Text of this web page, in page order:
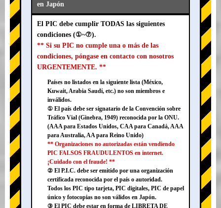
en Japón
El PIC debe cumplir TODAS las siguientes
condiciones (①~⑦).
** Si su PIC no cumple una o más de las
condiciones, póngase en contacto con nosotros
URGENTEMENTE. **
Países no listados en la siguiente lista (México,
Kuwait, Arabia Saudí, etc.) no son miembros e
inválidos.
① El país debe ser signatario de la Convención sobre
Tráfico Vial (Ginebra, 1949) reconocida por la ONU.
(AAA para Estados Unidos, CAA para Canadá, AAA
para Australia, AA para Reino Unido)
** Organizaciones no autorizadas están vendiendo
PIC FALSOS FRAUDULENTOS en internet.
¡Cuidado con el fraude! **
② El P.I.C. debe ser emitido por una organización
certificada reconocida por el país o autoridad.
Todos los PIC tipo tarjeta, PIC digitales, PIC de papel
único y fotocopias no son válidos en Japón.
③ El PIC debe estar en forma de LIBRETA DE